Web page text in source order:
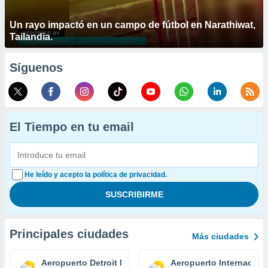
Un rayo impactó en un campo de fútbol en Narathiwat,
Tailandia.
Síguenos
El Tiempo en tu email
He leído y acepto la política de privacidad.
Principales ciudades Más ciudades
Aeropuerto Detroit Metropolitan Wayne County
Aeropuerto